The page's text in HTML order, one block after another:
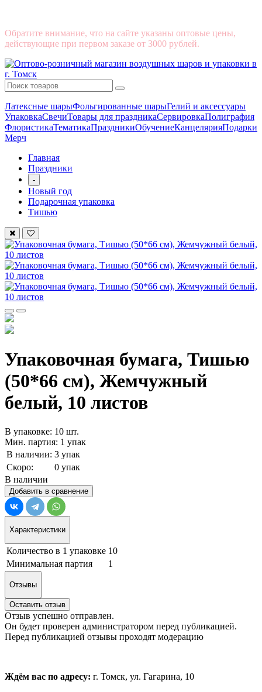
Обратите внимание, что на сайте указаны оптовые цены,
действующие при первом заказе от 3000 рублей.
Латексные шарыФольгированные шарыГелий и аксессуары
УпаковкаСвечиТовары для праздникаСервировкаПолиграфия
ФлористикаТематикаПраздникиОбучениеКанцелярияПодарки
Мерч
Главная
Праздники
-
Новый год
Подарочная упаковка
Тишью
Упаковочная бумага, Тишью
(50*66 см), Жемчужный
белый, 10 листов
В упаковке: 10 шт.
Мин. партия: 1 упак
В наличии: 3 упак
Скоро:
0 упак
В наличии
Добавить в сравнение
Характеристики
Количество в 1 упаковке 10
Минимальная партия
1
Отзывы
Оставить отзыв
Отзыв успешно отправлен.
Он будет проверен администратором перед публикацией.
Перед публикацией отзывы проходят модерацию
Ждём вас по адресу: г. Томск, ул. Гагарина, 10